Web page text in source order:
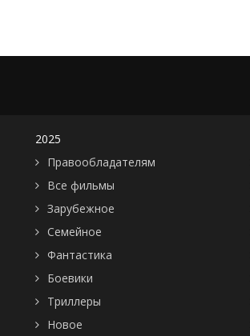
2025
Правообладателям
Все фильмы
Зарубежное
Семейное
Фантастика
Боевики
Триллеры
Новое